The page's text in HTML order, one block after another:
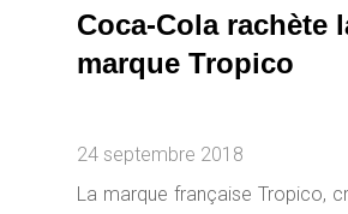
Coca-Cola rachète
marque Tropico
24 septembre 2018
La marque française Tropico,